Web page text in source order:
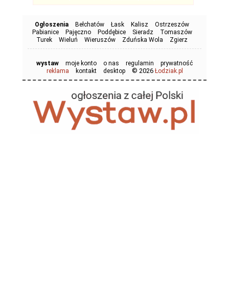
Ogłoszenia Bełchatów Łask Kalisz
Ostrzeszów
Pabianice
Pajęczno Poddębice Sieradz
Tomaszów
Turek
Wieluń Wieruszów Zduńska Wola Zgierz
wystaw moje konto o nas regulamin
prywatność
reklama
kontakt desktop © 2026 Łodziak.pl